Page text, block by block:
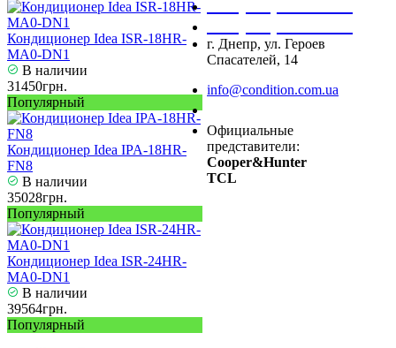
Кондиционер Idea ISR-18HR-
MA0-DN1
В наличии
31450грн.
Популярный
Кондиционер Idea IPA-18HR-
FN8
В наличии
35028грн.
Популярный
Кондиционер Idea ISR-24HR-
MA0-DN1
В наличии
39564грн.
Популярный
г. Днепр, ул. Героев
Спасателей, 14
info@condition.com.ua
Официальные
представители:
Cooper&Hunter
TCL